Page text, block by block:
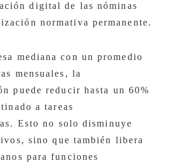
digital de las nóminas
normativa permanente.
mediana con un promedio
mensuales, la
puede reducir hasta un 60%
a tareas
Esto no solo disminuye
sino que también libera
para funciones